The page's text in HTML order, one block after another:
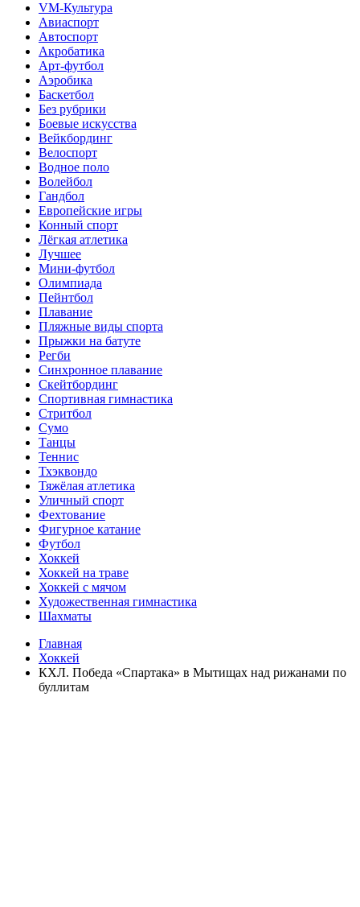
VM-Культура
Авиаспорт
Автоспорт
Акробатика
Арт-футбол
Аэробика
Баскетбол
Без рубрики
Боевые искусства
Вейкбординг
Велоспорт
Водное поло
Волейбол
Гандбол
Европейские игры
Конный спорт
Лёгкая атлетика
Лучшее
Мини-футбол
Олимпиада
Пейнтбол
Плавание
Пляжные виды спорта
Прыжки на батуте
Регби
Синхронное плавание
Скейтбординг
Спортивная гимнастика
Стритбол
Сумо
Танцы
Теннис
Тхэквондо
Тяжёлая атлетика
Уличный спорт
Фехтование
Фигурное катание
Футбол
Хоккей
Хоккей на траве
Хоккей с мячом
Художественная гимнастика
Шахматы
Главная
Хоккей
КХЛ. Победа «Спартака» в Мытищах над рижанами по
буллитам